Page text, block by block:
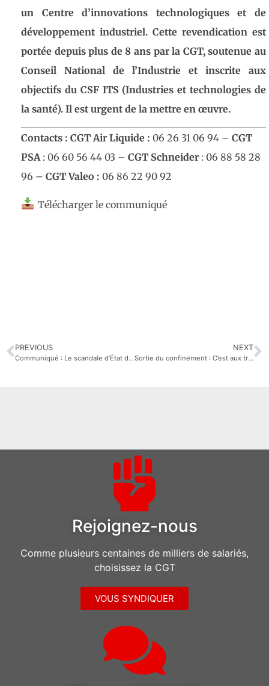
un Centre d’innovations technologiqueset de
développement industriel. Cette revendication est
portée depuis plus de 8 ans par la CGT, soutenue au
Conseil National de l’Industrie et inscrite aux
objectifs du CSF ITS (Industries et technologies de
la santé). Il est urgent de la mettre en œuvre.
Contacts : CGT Air Liquide : 06 26 31 06 94 – CGT
PSA : 06 60 56 44 03 – CGT Schneider : 06 88 58 28
96 – CGT Valeo : 06 86 22 90 92
Télécharger le communiqué
PREVIOUS
Communiqué : Le scandale d’État des respirateurs médicaux est avéré !
NEXT
Sortie du confinement : C’est aux travailleurs de décider !
Rejoignez-nous
Comme plusieurs centaines de milliers de salariés,
choisissez la CGT
VOUS SYNDIQUER